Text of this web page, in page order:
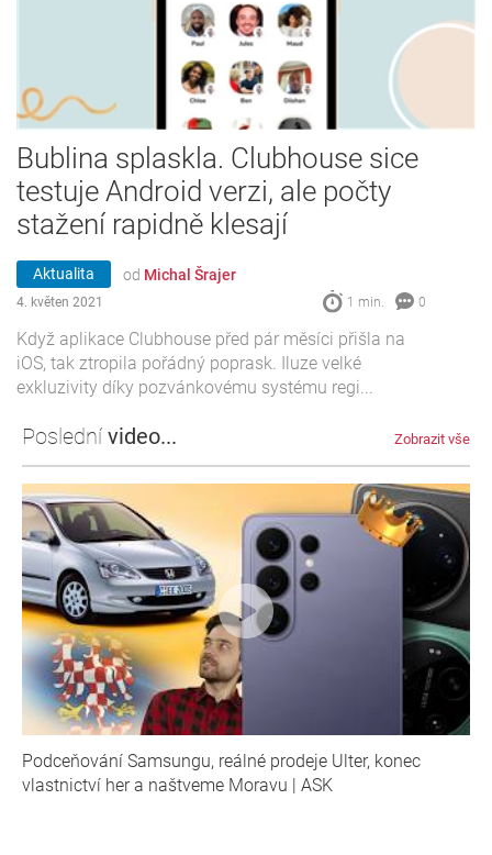
Bublina splaskla. Clubhouse sice
testuje Android verzi, ale počty
stažení rapidně klesají
Aktualita od Michal Šrajer
4. květen 2021 1 min. 0
Když aplikace Clubhouse před pár měsíci přišla na
iOS, tak ztropila pořádný poprask. Iluze velké
exkluzivity díky pozvánkovému systému regi...
Poslední video... Zobrazit vše
Podceňování Samsungu, reálné prodeje Ulter, konec
vlastnictví her a naštveme Moravu | ASK